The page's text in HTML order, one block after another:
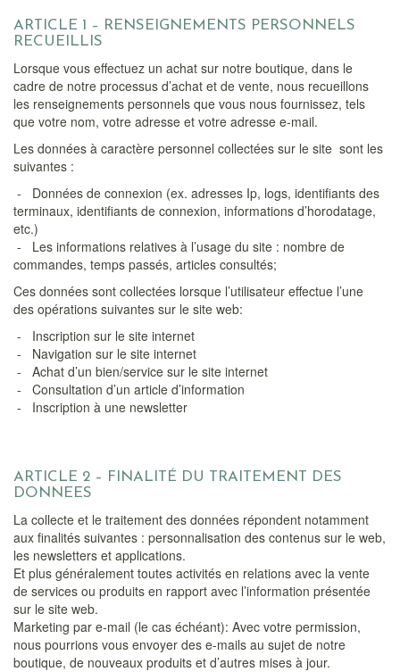
Véronique Bartin
Jean Pierre Tiffon
Nos chevaux Alexander
Nos stages amateurs
Equitation Alexander ++
Cavalier idéal
Calendrier Stages Amateurs
Formation Pro
Une formation pour les Enseignants
Calendrier & Inscription Formation Pro
Tarifs Formation Pro
Autres formations
Coaching
Équicoaching
Formation à la valorisation du jeune cheval
Mise à niveau BPJEPS et DE
Sophroéquitation
Enseignants d’Equitation Alexander®
Lettres d’information
Contact
ARTICLE 1 – RENSEIGNEMENTS PERSONNELS
RECUEILLIS
Lorsque vous effectuez un achat sur notre boutique, dans le
cadre de notre processus d’achat et de vente, nous recueillons
les renseignements personnels que vous nous fournissez, tels
que votre nom, votre adresse et votre adresse e-mail.
Les données à caractère personnel collectées sur le site sont les
suivantes :
- Données de connexion (ex. adresses Ip, logs, identifiants des
terminaux, identifiants de connexion, informations d’horodatage,
etc.)
- Les informations relatives à l’usage du site : nombre de
commandes, temps passés, articles consultés;
Ces données sont collectées lorsque l’utilisateur effectue l’une
des opérations suivantes sur le site web:
- Inscription sur le site internet
- Navigation sur le site internet
- Achat d’un bien/service sur le site internet
- Consultation d’un article d’information
- Inscription à une newsletter
ARTICLE 2 – FINALITÉ DU TRAITEMENT DES
DONNEES
La collecte et le traitement des données répondent notamment
aux finalités suivantes : personnalisation des contenus sur le web,
les newsletters et applications.
Et plus généralement toutes activités en relations avec la vente
de services ou produits en rapport avec l’information présentée
sur le site web.
Marketing par e-mail (le cas échéant): Avec votre permission,
nous pourrions vous envoyer des e-mails au sujet de notre
boutique, de nouveaux produits et d’autres mises à jour.